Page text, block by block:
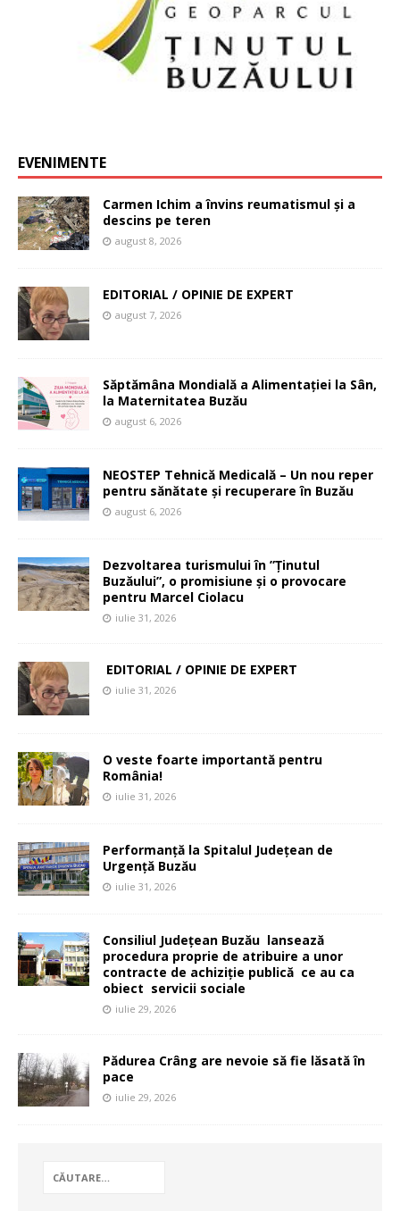
EVENIMENTE
Carmen Ichim a învins reumatismul și a
descins pe teren
august 8, 2026
EDITORIAL / OPINIE DE EXPERT
august 7, 2026
Săptămâna Mondială a Alimentației la Sân,
la Maternitatea Buzău
august 6, 2026
NEOSTEP Tehnică Medicală – Un nou reper
pentru sănătate și recuperare în Buzău
august 6, 2026
Dezvoltarea turismului în ”Ținutul
Buzăului”, o promisiune și o provocare
pentru Marcel Ciolacu
iulie 31, 2026
EDITORIAL / OPINIE DE EXPERT
iulie 31, 2026
O veste foarte importantă pentru
România!
iulie 31, 2026
Performanță la Spitalul Județean de
Urgență Buzău
iulie 31, 2026
Consiliul Județean Buzău lansează
procedura proprie de atribuire a unor
contracte de achiziție publică ce au ca
obiect servicii sociale
iulie 29, 2026
Pădurea Crâng are nevoie să fie lăsată în
pace
iulie 29, 2026